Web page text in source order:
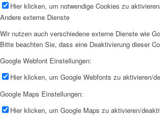
Hier klicken, um notwendige Cookies zu
Andere externe Dienste
Wir nutzen auch verschiedene externe Dienste wie
Bitte beachten Sie, dass eine Deaktivierung dieser
Google Webfont Einstellungen:
Hier klicken, um Google Webfonts zu aktivieren/
Google Maps Einstellungen:
Hier klicken, um Google Maps zu aktivieren/